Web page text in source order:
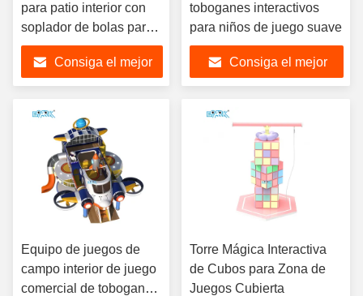
para patio interior con
soplador de bolas para
FEC
Consiga el mejor
toboganes interactivos
para niños de juego suave
Consiga el mejor
Equipo de juegos de
campo interior de juego
comercial de toboganes
Torre Mágica Interactiva
de Cubos para Zona de
Juegos Cubierta